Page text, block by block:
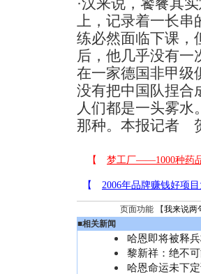
上，记录着一长
练必然面临下课，
后，他几乎没有一
在一家德国非甲级
没有把中国队捏合
人们都是一头雾
那种。本报记者
页面功能 【我来说两
■相关新闻
哈恩即将被释
黎新祥：绝不
哈恩命运未下